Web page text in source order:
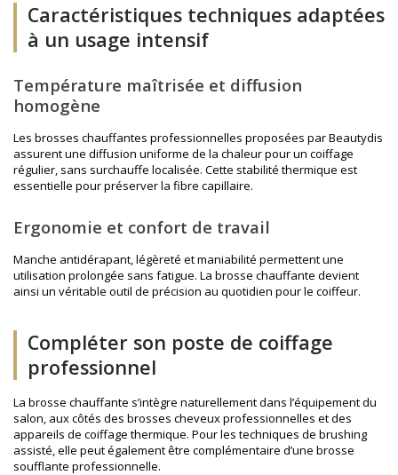
Caractéristiques techniques adaptées
à un usage intensif
Température maîtrisée et diffusion
homogène
Les brosses chauffantes professionnelles proposées par Beautydis
assurent une diffusion uniforme de la chaleur pour un coiffage
régulier, sans surchauffe localisée. Cette stabilité thermique est
essentielle pour préserver la fibre capillaire.
Ergonomie et confort de travail
Manche antidérapant, légèreté et maniabilité permettent une
utilisation prolongée sans fatigue. La brosse chauffante devient
ainsi un véritable outil de précision au quotidien pour le coiffeur.
Compléter son poste de coiffage
professionnel
La brosse chauffante s’intègre naturellement dans l’équipement du
salon, aux côtés des brosses cheveux professionnelles et des
appareils de coiffage thermique. Pour les techniques de brushing
assisté, elle peut également être complémentaire d’une brosse
soufflante professionnelle.